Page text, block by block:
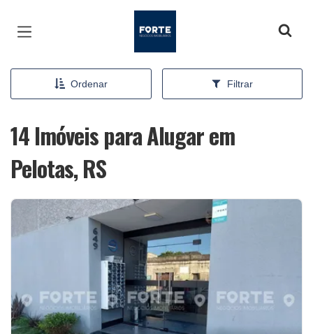
Ordenar Filtrar
14 Imóveis para Alugar em
Pelotas, RS